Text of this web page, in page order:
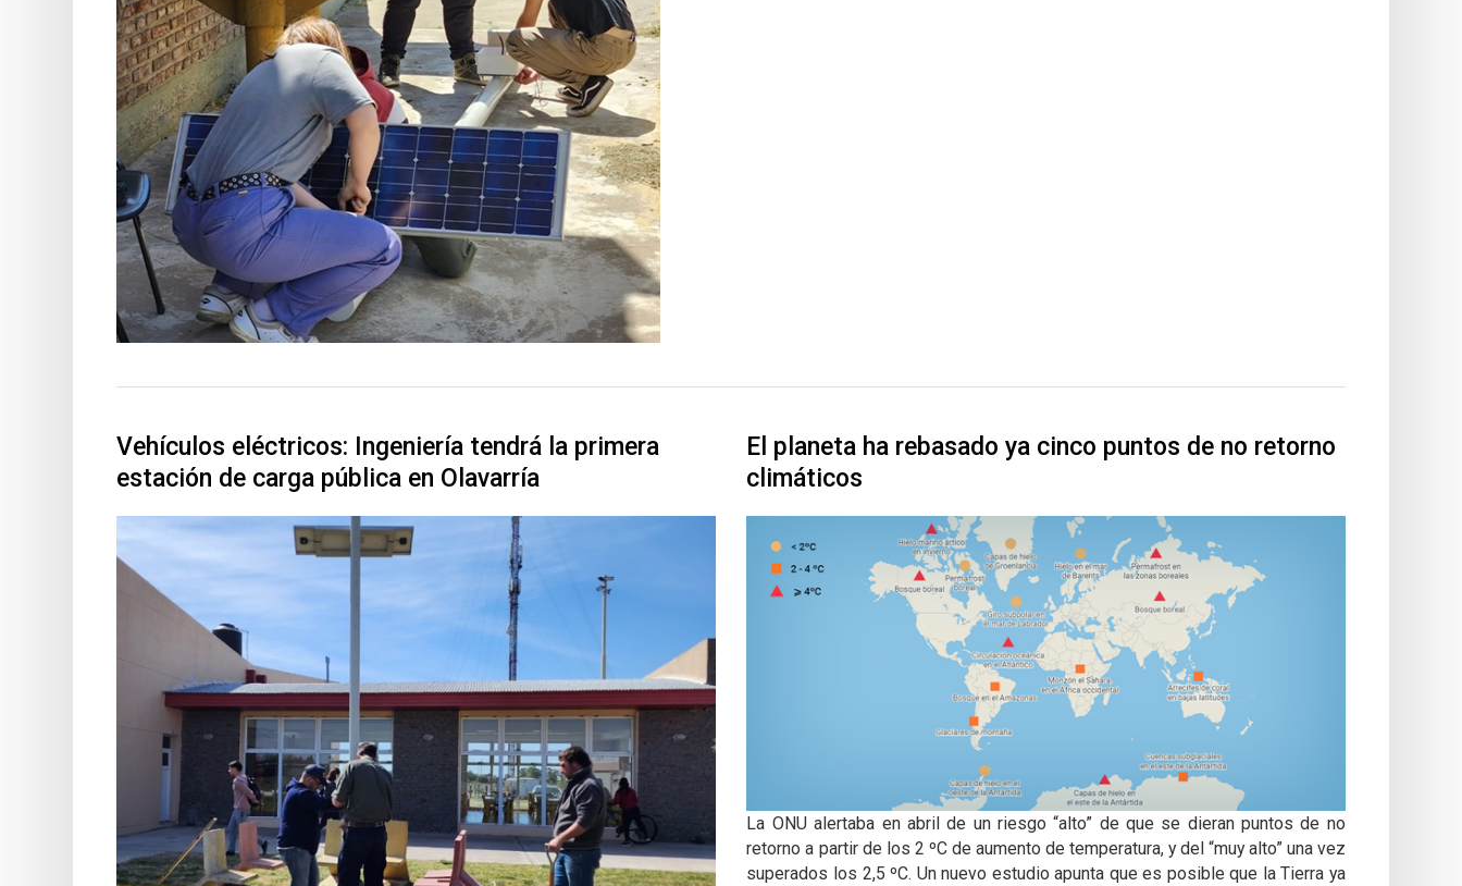
Vehículos eléctricos: Ingeniería tendrá la primera
estación de carga pública en Olavarría
El planeta ha rebasado ya cinco puntos de no retorno
climáticos
La ONU alertaba en abril de un riesgo “alto” de que se dieran puntos de no
retorno a partir de los 2 ºC de aumento de temperatura, y del “muy alto” una vez
superados los 2,5 ºC. Un nuevo estudio apunta que es posible que la Tierra ya